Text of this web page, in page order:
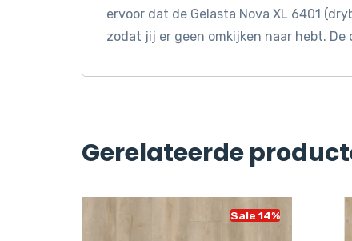
ervoor dat de Gelasta Nova XL 6401
zodat jij er geen omkijken naar hebt.
Gerelateerde
Sale 14%